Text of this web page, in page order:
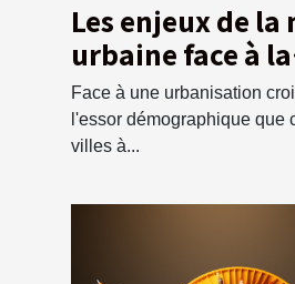
Les enjeux de
urbaine face à la
croissance
démographique
Face à une urbanisation
l'essor démographique que
villes à...